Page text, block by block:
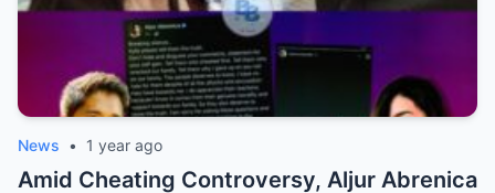
News • 1 year ago
Amid Cheating Controversy, Aljur Abrenica